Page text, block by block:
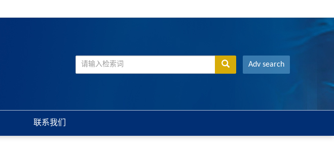
Adv search
联系我们